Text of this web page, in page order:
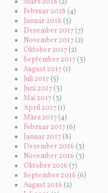
Februar 2018(4)
Januar 2018 (5)
Dezember 2017(7)
November 2017(2)
Oktober 2017(2)
September 2017(3)
August 2017(1)
Juli 2017(5)
Juni 2017(3)
Mai 2017(3)
April 2017(1)
März 2017(4)
Februar 2017(6)
Januar 2017(8)
Dezember 2016 (3)
November 2016 (3)
Oktober 2016 (7)
September 2016 (6)
August 2016(2)